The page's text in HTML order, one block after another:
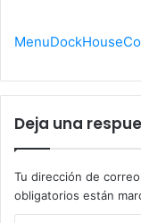
Deja una
Tu dirección de
obligatorios están